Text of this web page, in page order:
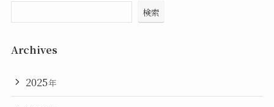
検索
Archives
2025年